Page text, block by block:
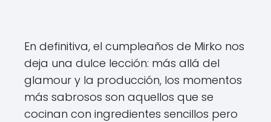
En definitiva, el cumpleaños de Mirko nos
deja una dulce lección: más allá del
glamour y la producción, los momentos
más sabrosos son aquellos que se
cocinan con ingredientes sencillos pero